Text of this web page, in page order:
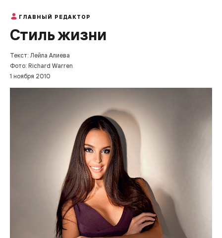
ГЛАВНЫЙ РЕДАКТОР
Стиль жизни
Текст: Лейла Алиева
Фото: Richard Warren
1 ноября 2010